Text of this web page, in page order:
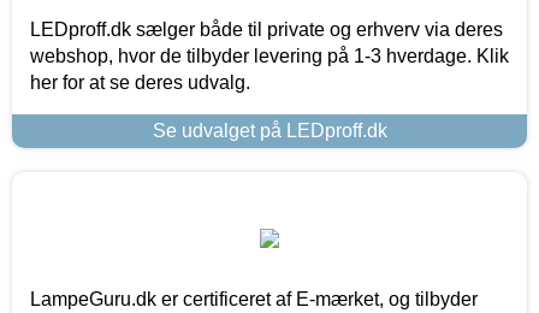
LEDproff.dk sælger både til private og erhverv via deres
webshop, hvor de tilbyder levering på 1-3 hverdage. Klik
her for at se deres udvalg.
Se udvalget på LEDproff.dk
LampeGuru.dk er certificeret af E-mærket, og tilbyder